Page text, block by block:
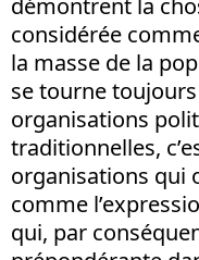
considérée
la masse de la
se tourne
organisations
traditionnelles,
organisations qui
comme
qui, par